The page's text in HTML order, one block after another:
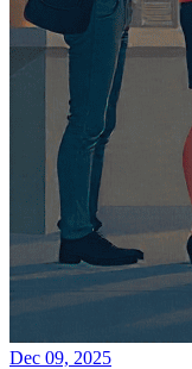
Dec 09, 2025